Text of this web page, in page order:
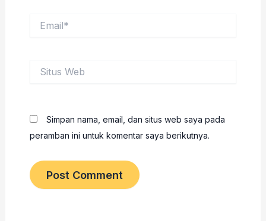
Web
Simpan nama, email, dan situs web saya pada
peramban ini untuk komentar saya berikutnya.